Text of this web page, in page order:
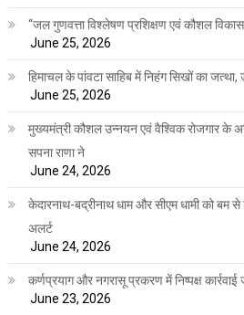
“जल गुणवत्ता विश्लेषण प्रशिक्षण एवं कौशल
June 25, 2026
हिमाचल के पांवटा साहिब में निहंग सिखों का
June 25, 2026
मुख्यमंत्री कौशल उन्नयन एवं वैश्विक रोजगार के
सपना राणा ने
June 24, 2026
केदारनाथ-बद्रीनाथ धाम और सीएम धामी को बम
अलर्ट
June 24, 2026
कर्णप्रयाग और नगरासू प्रकरण में निष्पक्ष कार्रवाई
June 23, 2026